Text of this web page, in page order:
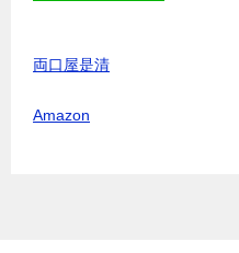
両口屋是清
Amazon